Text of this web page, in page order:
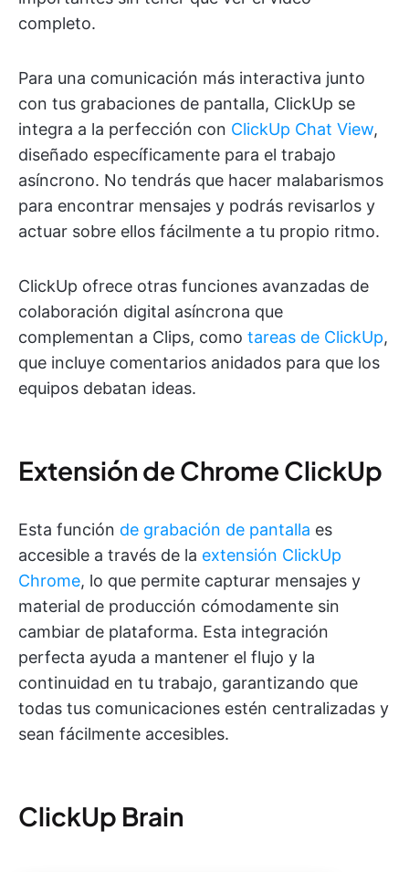
completo.
Para una comunicación más interactiva junto
con tus grabaciones de pantalla, ClickUp se
integra a la perfección con ClickUp Chat View,
diseñado específicamente para el trabajo
asíncrono. No tendrás que hacer malabarismos
para encontrar mensajes y podrás revisarlos y
actuar sobre ellos fácilmente a tu propio ritmo.
ClickUp ofrece otras funciones avanzadas de
colaboración digital asíncrona que
complementan a Clips, como tareas de ClickUp,
que incluye comentarios anidados para que los
equipos debatan ideas.
Extensión de Chrome ClickUp
Esta función de grabación de pantalla es
accesible a través de la extensión ClickUp
Chrome, lo que permite capturar mensajes y
material de producción cómodamente sin
cambiar de plataforma. Esta integración
perfecta ayuda a mantener el flujo y la
continuidad en tu trabajo, garantizando que
todas tus comunicaciones estén centralizadas y
sean fácilmente accesibles.
ClickUp Brain